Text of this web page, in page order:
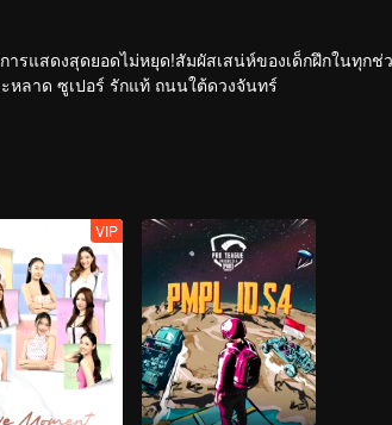
ารแสดงสุดยอดไม่หยุด!สัมผัสเสน่ห์ของเด็กฝึกในทุกช่
หลาด ซูเปอร์ รักแท้ ถนนใต้ดวงจันทร์
VIP